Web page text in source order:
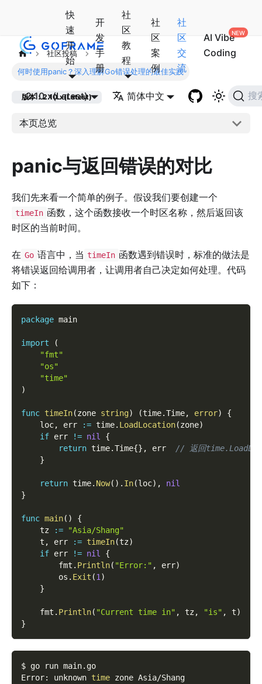
快
速
开
始
开
发
手
册
社
区
教
程
社
区
案
例
社
区
交
流
AI Vibe
Coding
2.10.x(Latest) 简体中文 搜
社区投稿
何时使用panic？深入理解Go错误处理的最佳实践
版本：2.10.x(Latest)
本页总览
panic与返回错误的对比
我们先来看一个简单的例子。假设我们要创建一个
timeIn 函数，这个函数接收一个时区名称，然后返回该
时区的当前时间。
在 Go 语言中，当 timeIn 函数遇到错误时，标准的做法是
将错误返回给调用者，让调用者自己决定如何处理。代码
如下：
package main
import
(
"fmt"
"os"
"time"
)
func timeIn(zone string) (time.Time, error)
{
    loc
, err := time. LoadLocation(zone)
if err != nil
{
return time.Time{} , err // 返回
}
return time. Now( ) . In(loc) ,
nil
}
func main( )
{
    tz
:=
"Asia/Shang"
    t
, err := timeIn(tz)
if err != nil
{
        fmt
. Println( "Error:" , err)
        os
. Exit (1)
}
    fmt
. Println( "Current time in" , tz , "is" , t)
}
$ go run main.go
Error: unknown time zone Asia/Shang